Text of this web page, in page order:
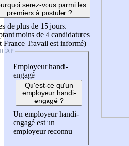
serez-vous parmi les
premiers à postuler ?
de plus de 15 jours,
moins de 4 candidatures
France Travail est informé)
Employeur handi-
engagé
Qu'est-ce qu'un
employeur handi-
engagé ?
Un employeur handi-
engagé est un
employeur reconnu